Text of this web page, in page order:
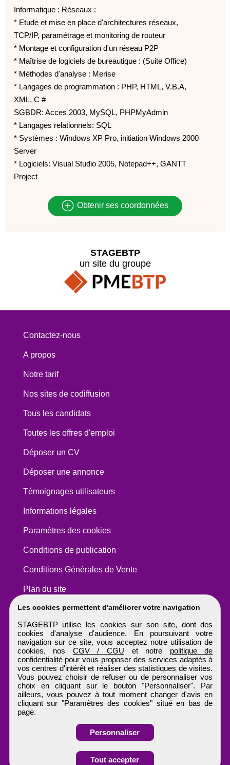
Obtenir ses
Informatique : Réseaux :
* Etude et mise en place d'architectures réseaux,
TCP/IP, paramétrage et monitoring de routeur
* Montage et configuration d'un réseau P2P
* Maîtrise de logiciels de bureautique : (Suite Office)
* Méthodes d'analyse : Merise
* Langages de programmation : PHP, HTML, V.B.A,
XML, C #
SGBDR: Acces 2003, MySQL, PHPMyAdmin
* Langages relationnels: SQL
* Systèmes : Windows XP Pro, initiation Windows 2000
Server
* Logiciels: Visual Studio 2005, Notepad++, GANTT
Project
Obtenir ses coordonnées
Les cookies permettent d'améliorer votre navigation
STAGEBTP utilise les cookies sur son site, dont des
cookies d'analyse d'audience. En poursuivant votre
navigation sur ce site, vous acceptez notre utilisation de
cookies, nos CGV / CGU et notre politique de
confidentialitépour vous proposer des services adaptés à
vos centres d'intérêt et réaliser des statistiques de visites.
Vous pouvez choisir de refuser ou de personnaliser vos
choix en cliquant sur le bouton "Personnaliser". Par
ailleurs, vous pouvez à tout moment changer d'avis en
cliquant sur "Paramètres des cookies" situé en bas de
page.
Personnaliser
Tout accepter
STAGEBTP
un site du groupe
Contactez-nous
A propos
Notre tarif
Nos sites de codiffusion
Tous les candidats
Toutes les offres d'emploi
Déposer un CV
Déposer une annonce
Témoignages utilisateurs
Informations légales
Paramètres des cookies
Conditions de publication
Conditions Générales de Vente
Plan du site